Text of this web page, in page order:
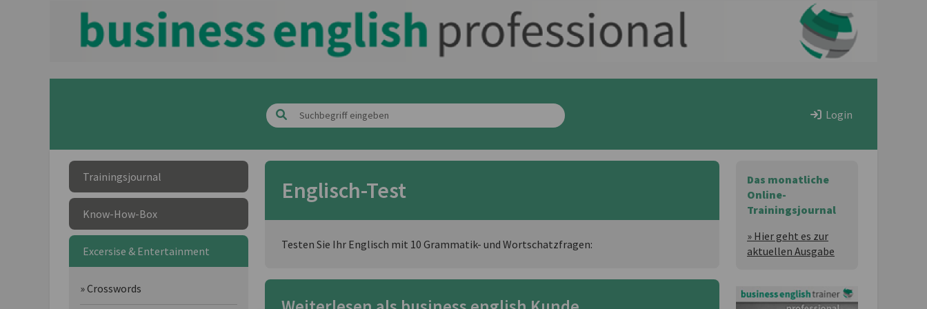
Login
Trainingsjournal
Know-How-Box
Excersise & Entertainment
» Crosswords
Das monatliche
Online-
Trainingsjournal
» Hier geht es zur
aktuellen Ausgabe
Englisch-Test
Testen Sie Ihr Englisch mit 10 Grammatik- und Wortschatzfragen: